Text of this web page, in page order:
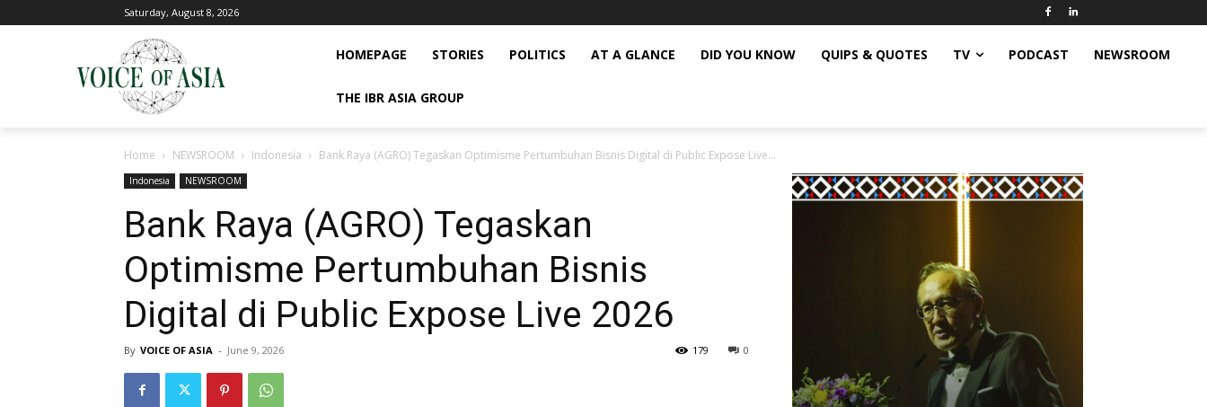
Saturday, August 8, 2026
HOMEPAGE STORIES POLITICS AT A GLANCE DID YOU KNOW QUIPS & QUOTES TV PODCAST NEWSROOM
THE IBR ASIA GROUP
Home NEWSROOM Indonesia Bank Raya (AGRO) Tegaskan Optimisme Pertumbuhan Bisnis Digital di Public Expose Live...
Indonesia NEWSROOM
Bank Raya (AGRO) Tegaskan
Optimisme Pertumbuhan Bisnis
Digital di Public Expose Live 2026
By VOICE OF ASIA - June 9, 2026 0
179